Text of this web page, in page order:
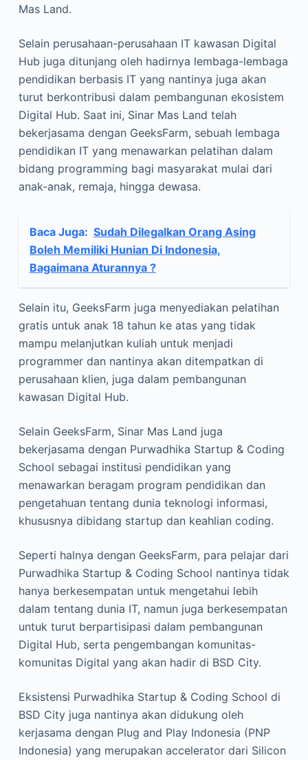
Mas Land.
Selain perusahaan-perusahaan IT kawasan Digital
Hub juga ditunjang oleh hadirnya lembaga-lembaga
pendidikan berbasis IT yang nantinya juga akan
turut berkontribusi dalam pembangunan ekosistem
Digital Hub. Saat ini, Sinar Mas Land telah
bekerjasama dengan GeeksFarm, sebuah lembaga
pendidikan IT yang menawarkan pelatihan dalam
bidang programming bagi masyarakat mulai dari
anak-anak, remaja, hingga dewasa.
Baca Juga: Sudah Dilegalkan Orang Asing
Boleh Memiliki Hunian Di Indonesia,
Bagaimana Aturannya ?
Selain itu, GeeksFarm juga menyediakan pelatihan
gratis untuk anak 18 tahun ke atas yang tidak
mampu melanjutkan kuliah untuk menjadi
programmer dan nantinya akan ditempatkan di
perusahaan klien, juga dalam pembangunan
kawasan Digital Hub.
Selain GeeksFarm, Sinar Mas Land juga
bekerjasama dengan Purwadhika Startup & Coding
School sebagai institusi pendidikan yang
menawarkan beragam program pendidikan dan
pengetahuan tentang dunia teknologi informasi,
khususnya dibidang startup dan keahlian coding.
Seperti halnya dengan GeeksFarm, para pelajar dari
Purwadhika Startup & Coding School nantinya tidak
hanya berkesempatan untuk mengetahui lebih
dalam tentang dunia IT, namun juga berkesempatan
untuk turut berpartisipasi dalam pembangunan
Digital Hub, serta pengembangan komunitas-
komunitas Digital yang akan hadir di BSD City.
Eksistensi Purwadhika Startup & Coding School di
BSD City juga nantinya akan didukung oleh
kerjasama dengan Plug and Play Indonesia (PNP
Indonesia) yang merupakan accelerator dari Silicon